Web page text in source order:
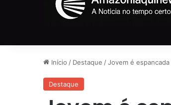
Início / Destaque /Jovem é
Destaque